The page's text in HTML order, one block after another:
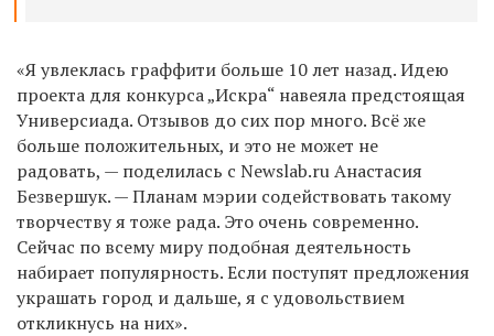
«Я увлеклась граффити больше 10 лет назад. Идею
проекта для конкурса „Искра“ навеяла предстоящая
Универсиада. Отзывов до сих пор много. Всё же
больше положительных, и это не может не
радовать, — поделилась с Newslab.ruАнастасия
Безвершук. —Планам мэрии содействовать такому
творчествуя тоже рада. Это очень современно.
Сейчас по всему миру подобная деятельность
набирает популярность.Если поступят предложения
украшать город и дальше, я с удовольствием
откликнусь на них».